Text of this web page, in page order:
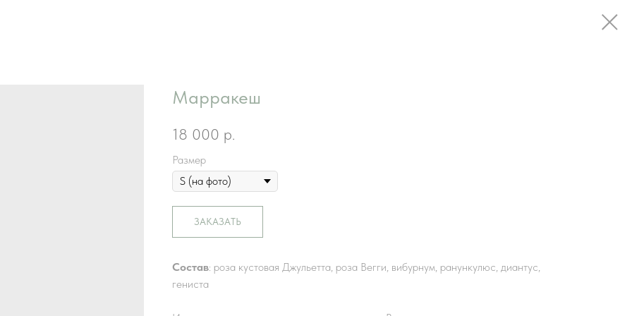
Марракеш
18 000 р.
Размер
ЗАКАЗАТЬ
Состав: роза кустовая Джульетта, роза Вегги, вибурнум, ранункулюс, диантус,
гениста